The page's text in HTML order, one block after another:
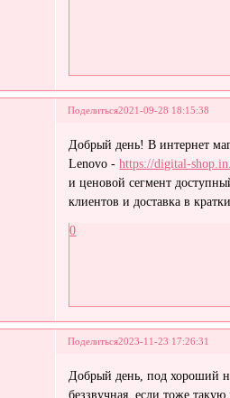
Поделиться2021-09-28 18:15:38
Добрый день! В интернет
Lenovo -https://digital-
и ценовой сегмент
клиентов и доставка в
0
Поделиться2023-11-23 17:26:31
Добрый день, под хороший
беззвучная, если тоже